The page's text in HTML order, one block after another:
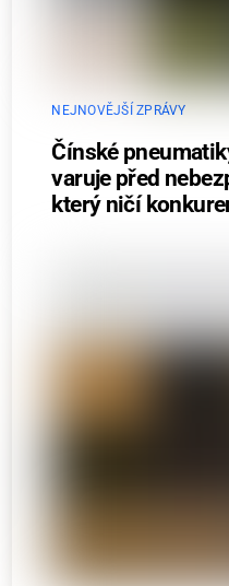
NEJNOVĚJŠÍ ZPRÁVY
Čínské
varuje před
který ničí